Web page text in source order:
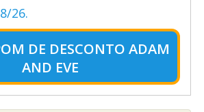
26.
DE DESCONTO ADAM
AND EVE